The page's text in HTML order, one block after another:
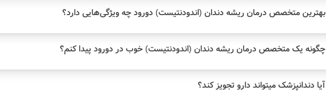
بهترین متخصص درمان ریشه دندان (اندودنتیست) دورود چه ویژگی‌هایی دارد؟
چگونه یک متخصص درمان ریشه دندان (اندودنتیست) خوب در دورود پیدا کنم؟
آیا دندانپزشک میتواند دارو تجویز کند؟